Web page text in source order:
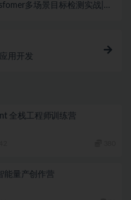
多场景目标检测实战|完
用开发
全栈工程师训练营
能量产创作营